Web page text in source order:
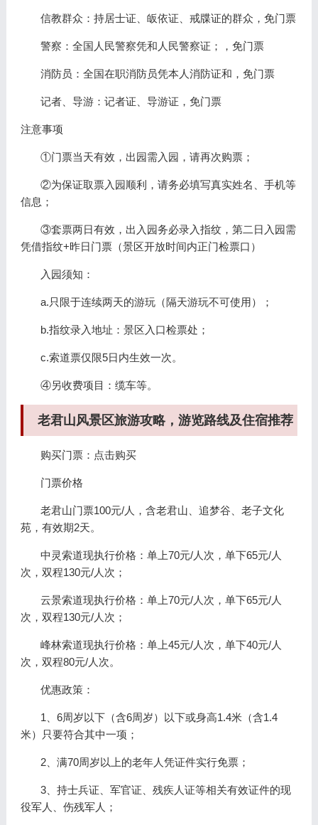
信教群众：持居士证、皈依证、戒牒证的群众，免门票
警察：全国人民警察凭和人民警察证；，免门票
消防员：全国在职消防员凭本人消防证和，免门票
记者、导游：记者证、导游证，免门票
注意事项
①门票当天有效，出园需入园，请再次购票；
②为保证取票入园顺利，请务必填写真实姓名、手机等
信息；
③套票两日有效，出入园务必录入指纹，第二日入园需
凭借指纹+昨日门票（景区开放时间内正门检票口）
入园须知：
a.只限于连续两天的游玩（隔天游玩不可使用）；
b.指纹录入地址：景区入口检票处；
c.索道票仅限5日内生效一次。
④另收费项目：缆车等。
老君山风景区旅游攻略，游览路线及住宿推荐
购买门票：点击购买
门票价格
老君山门票100元/人，含老君山、追梦谷、老子文化
苑，有效期2天。
中灵索道现执行价格：单上70元/人次，单下65元/人
次，双程130元/人次；
云景索道现执行价格：单上70元/人次，单下65元/人
次，双程130元/人次；
峰林索道现执行价格：单上45元/人次，单下40元/人
次，双程80元/人次。
优惠政策：
1、6周岁以下（含6周岁）以下或身高1.4米（含1.4
米）只要符合其中一项；
2、满70周岁以上的老年人凭证件实行免票；
3、持士兵证、军官证、残疾人证等相关有效证件的现
役军人、伤残军人；